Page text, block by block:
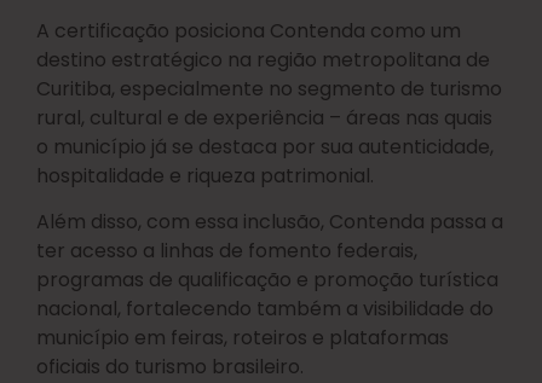
A certificação posiciona Contenda como um
destino estratégico na região metropolitana de
Curitiba, especialmente no segmento de turismo
rural, cultural e de experiência – áreas nas quais
o município já se destaca por sua autenticidade,
hospitalidade e riqueza patrimonial.
Além disso, com essa inclusão, Contenda passa a
ter acesso a linhas de fomento federais,
programas de qualificação e promoção turística
nacional, fortalecendo também a visibilidade do
município em feiras, roteiros e plataformas
oficiais do turismo brasileiro.